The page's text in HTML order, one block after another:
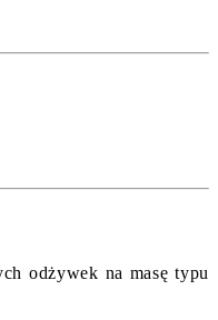
odżywek na masę typu